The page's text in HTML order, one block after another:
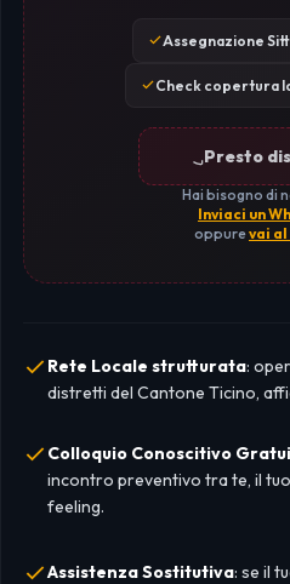
Assegnazione
Check copertura
Presto
Hai bisogno di
Inviaci un
oppurevai
Rete Locale strutturata:
distretti del Cantone Ticino,
Colloquio Conoscitivo
incontro preventivo tra te, il
feeling.
Assistenza Sostitutiva: se il